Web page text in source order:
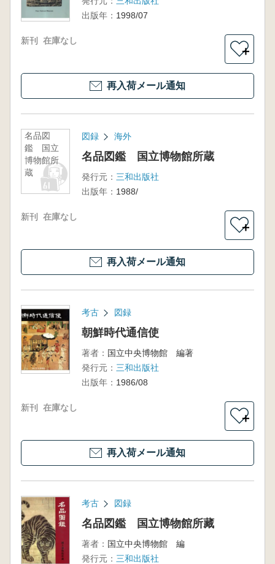
出版年： 1998/07
新刊 在庫なし
＋
再入荷メール通知
名品図
鑑 国立
博物館所
蔵
図録 海外
名品図鑑 国立博物館所蔵
発行元： 三和出版社
出版年： 1988/
新刊 在庫なし
＋
再入荷メール通知
考古 図録
朝鮮時代通信使
著者： 国立中央博物館 編著
発行元： 三和出版社
出版年： 1986/08
新刊 在庫なし
＋
再入荷メール通知
考古 図録
名品図鑑 国立博物館所藏
著者： 国立中央博物館 編
発行元： 三和出版社